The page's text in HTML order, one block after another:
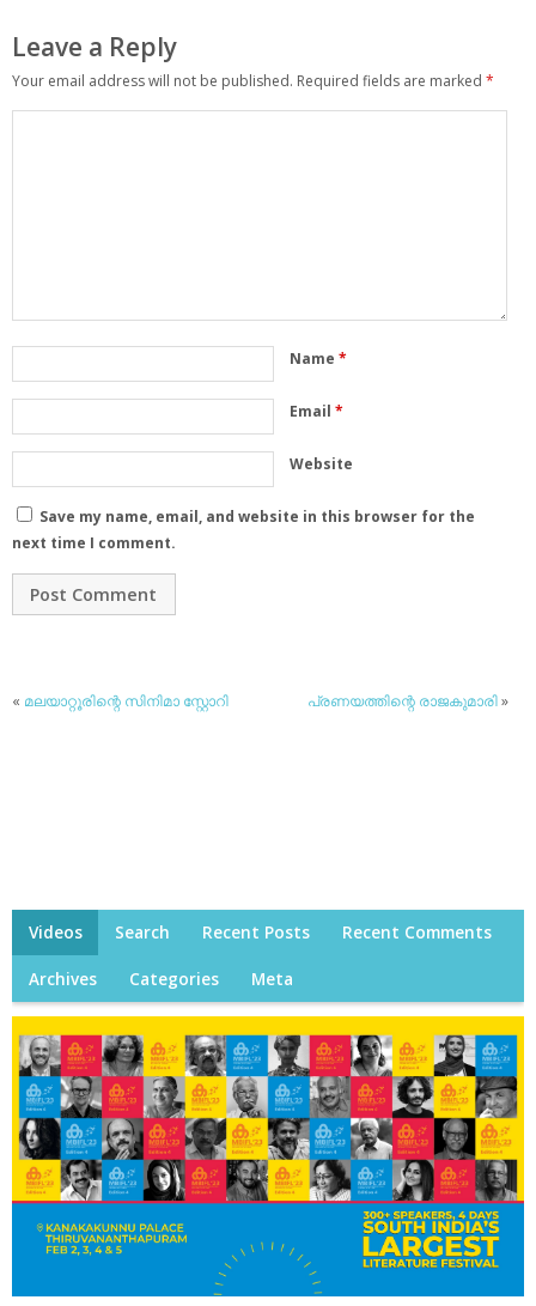
Leave a Reply
Your email address will not be published. Required fields are marked *
Name *
Email *
Website
Save my name, email, and website in this browser for the
next time I comment.
« മലയാറ്റൂരിന്റെ സിനിമാ സ്റ്റോറി പ്രണയത്തിന്റെ രാജകുമാരി»
Videos Search Recent Posts Recent Comments
Archives Categories Meta